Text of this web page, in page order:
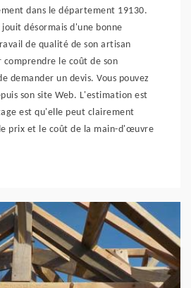
dans le département 19130.
désormais d'une bonne
de qualité de son artisan
comprendre le coût de son
demander un devis. Vous pouvez
son site Web. L'estimation est
est qu'elle peut clairement
prix et le coût de la main-d'œuvre